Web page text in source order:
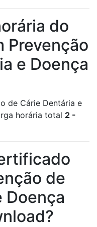
do
Prevenção
e Doença
de Cárie Dentária e
horária total 2 -
de
Doença